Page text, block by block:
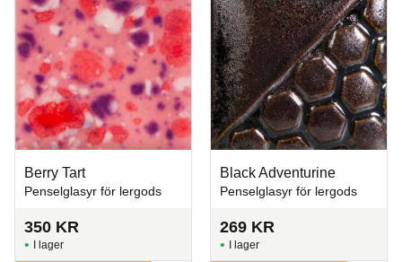
Berry Tart
Penselglasyr för lergods
350 KR
I lager
Black Adventurine
Penselglasyr för lergods
269 KR
I lager